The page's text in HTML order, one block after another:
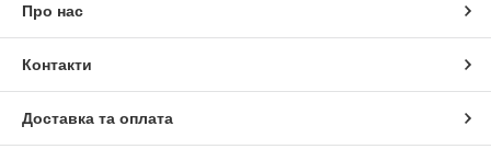
Про нас
Контакти
Доставка та оплата